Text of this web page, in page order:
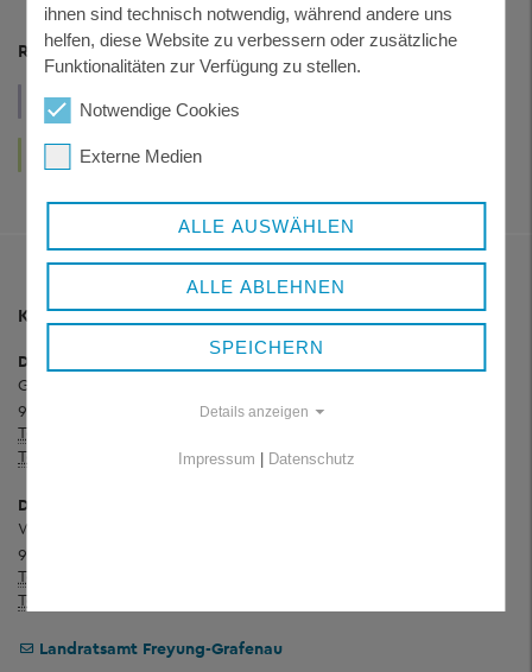
RESSORTS
UND POLITIK
UND TOURISMUS
LEBEN
UND WOHNEN
UND KULTUR
KONTAKT
Dienstgebäude Königsfeld
Grafenauer Straße 44
94078 Freyung
Telefon:
Telefax:
+ 49 8551 57-4507
Dienstgebäude Wolfstein
Wolfkerstraße 3
94078 Freyung
Telefon:
Telefax:
Landratsamt Freyung-Grafenau
ihnen sind technisch notwendig, während andere uns
helfen, diese Website zu verbessern oder zusätzliche
Funktionalitäten zur Verfügung zu stellen.
Notwendige Cookies
Externe Medien
ALLE AUSWÄHLEN
ALLE ABLEHNEN
SPEICHERN
Details anzeigen
Impressum | Datenschutz